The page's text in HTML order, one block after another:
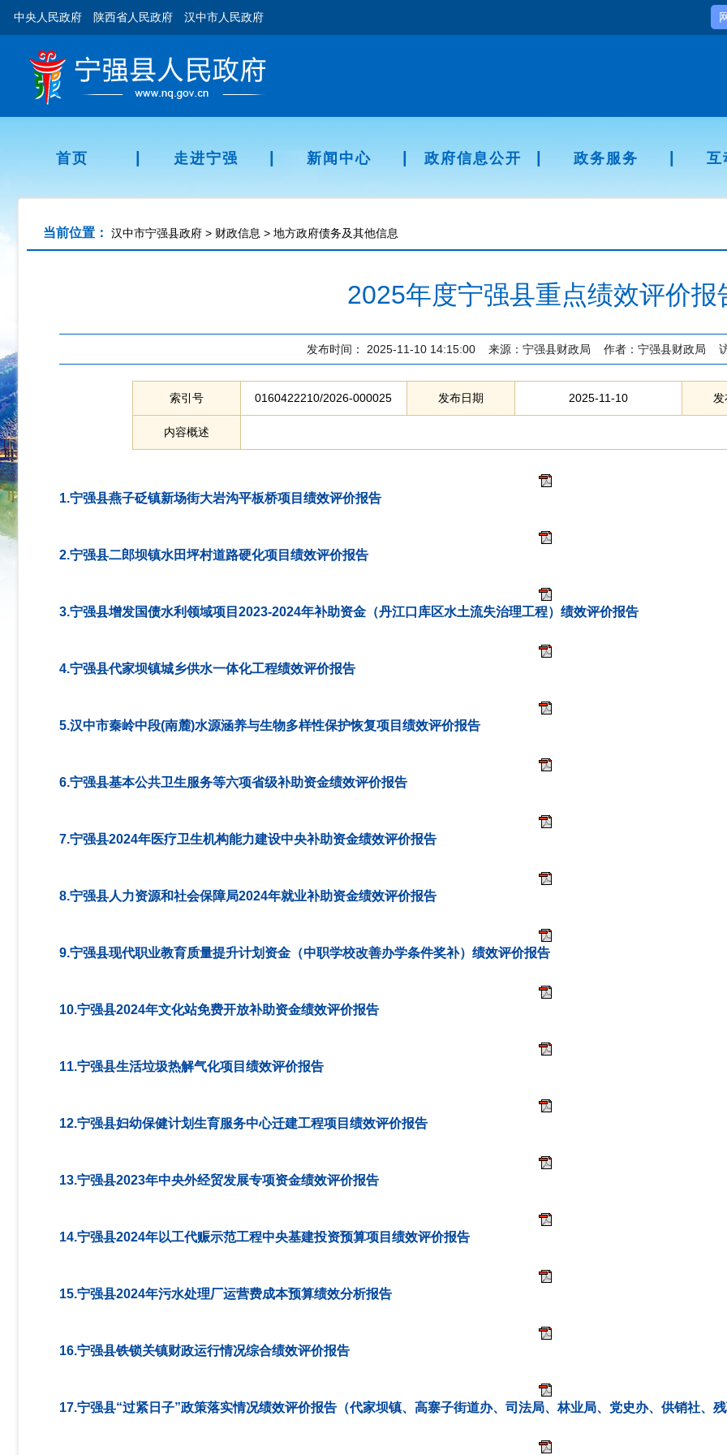
中央人民政府 陕西省人民政府 汉中市人民政府
首页 走进宁强 新闻中心 政府信息公开 政务服务 互
当前位置： 汉中市宁强县政府 > 财政信息 > 地方政府债务及其他信息
2025年度宁强县重点绩效评价报
发布时间： 2025-11-10 14:15:00 来源： 宁强县财政局 作者： 宁强县财政局
索引号 0160422210/2026-000025 发布日期 2025-11-10
内容概述
1.宁强县燕子砭镇新场街大岩沟平板桥项目绩效评价报告
2.宁强县二郎坝镇水田坪村道路硬化项目绩效评价报告
3.宁强县增发国债水利领域项目2023-2024年补助资金（丹江口库区水土流失治理工程）绩效评价报告
4.宁强县代家坝镇城乡供水一体化工程绩效评价报告
5.汉中市秦岭中段(南麓)水源涵养与生物多样性保护恢复项目绩效评价报告
6.宁强县基本公共卫生服务等六项省级补助资金绩效评价报告
7.宁强县2024年医疗卫生机构能力建设中央补助资金绩效评价报告
8.宁强县人力资源和社会保障局2024年就业补助资金绩效评价报告
9.宁强县现代职业教育质量提升计划资金（中职学校改善办学条件奖补）绩效评价报告
10.宁强县2024年文化站免费开放补助资金绩效评价报告
11.宁强县生活垃圾热解气化项目绩效评价报告
12.宁强县妇幼保健计划生育服务中心迁建工程项目绩效评价报告
13.宁强县2023年中央外经贸发展专项资金绩效评价报告
14.宁强县2024年以工代赈示范工程中央基建投资预算项目绩效评价报告
15.宁强县2024年污水处理厂运营费成本预算绩效分析报告
16.宁强县铁锁关镇财政运行情况综合绩效评价报告
17.宁强县“过紧日子”政策落实情况绩效评价报告（代家坝镇、高寨子街道办、司法局、林业局、党史办、供销社、